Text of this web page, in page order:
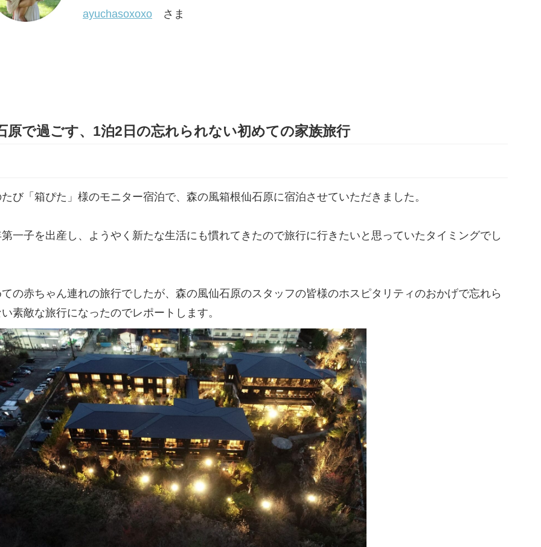
ayuchasoxoxo さま
原で過ごす、1泊2日の忘れられない初めての家族旅行
び「箱ぴた」様のモニター宿泊で、森の風箱根仙石原に宿泊させていただきました。
一子を出産し、ようやく新たな生活にも慣れてきたので旅行に行きたいと思っていたタイミングでし
の赤ちゃん連れの旅行でしたが、森の風仙石原のスタッフの皆様のホスピタリティのおかげで忘れら
素敵な旅行になったのでレポートします。